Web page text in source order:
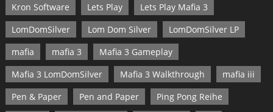
Kron Software
Lets Play
Lets Play Mafia 3
LomDomSilver
Lom Dom Silver
LomDomSilver LP
mafia
mafia 3
Mafia 3 Gameplay
Mafia 3 LomDomSilver
Mafia 3 Walkthrough
mafia iii
Pen & Paper
Pen and Paper
Ping Pong Reihe